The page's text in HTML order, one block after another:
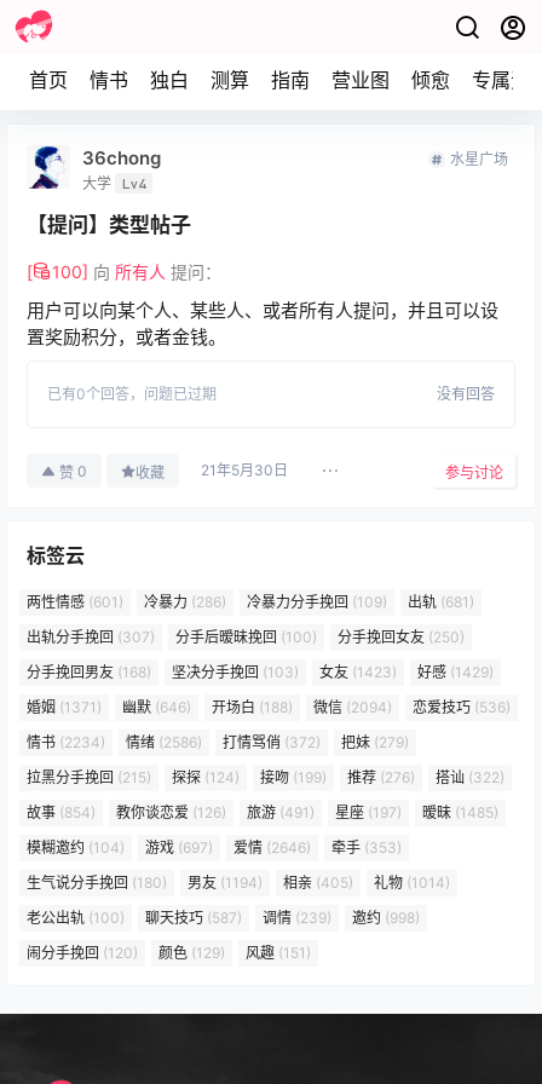
首页 情书 独白 测算 指南 营业图 倾愈 专属资
36chong
大学 Lv4
水星广场
【提问】类型帖子
[ 100] 向 所有人 提问：
用户可以向某个人、某些人、或者所有人提问，并且可以设
置奖励积分，或者金钱。
已有0个回答， 问题已过期 没有回答
赞 0 收藏 21年5月30日 参与讨论
标签云
两性情感 (601) 冷暴力 (286) 冷暴力分手挽回 (109) 出轨 (681)
出轨分手挽回 (307) 分手后暧昧挽回 (100) 分手挽回女友 (250)
分手挽回男友 (168) 坚决分手挽回 (103) 女友 (1423) 好感 (1429)
婚姻 (1371) 幽默 (646) 开场白 (188) 微信 (2094) 恋爱技巧 (536)
情书 (2234) 情绪 (2586) 打情骂俏 (372) 把妹 (279)
拉黑分手挽回 (215) 探探 (124) 接吻 (199) 推荐 (276) 搭讪 (322)
故事 (854) 教你谈恋爱 (126) 旅游 (491) 星座 (197) 暧昧 (1485)
模糊邀约 (104) 游戏 (697) 爱情 (2646) 牵手 (353)
生气说分手挽回 (180) 男友 (1194) 相亲 (405) 礼物 (1014)
老公出轨 (100) 聊天技巧 (587) 调情 (239) 邀约 (998)
闹分手挽回 (120) 颜色 (129) 风趣 (151)